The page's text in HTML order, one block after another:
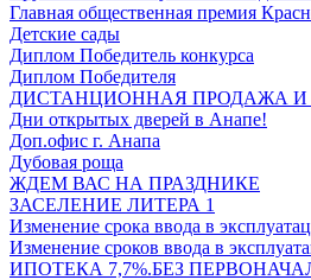
Главная общественная премия
Детские сады
Диплом Победитель конкурса
Диплом Победителя
ДИСТАНЦИОННАЯ ПРОДАЖА И
Дни открытых дверей в Анапе!
Доп.офис г. Анапа
Дубовая роща
ЖДЕМ ВАС НА ПРАЗДНИКЕ
ЗАСЕЛЕНИЕ ЛИТЕРА 1
Изменение срока ввода в
Изменение сроков ввода в
ИПОТЕКА 7,7%.БЕЗ